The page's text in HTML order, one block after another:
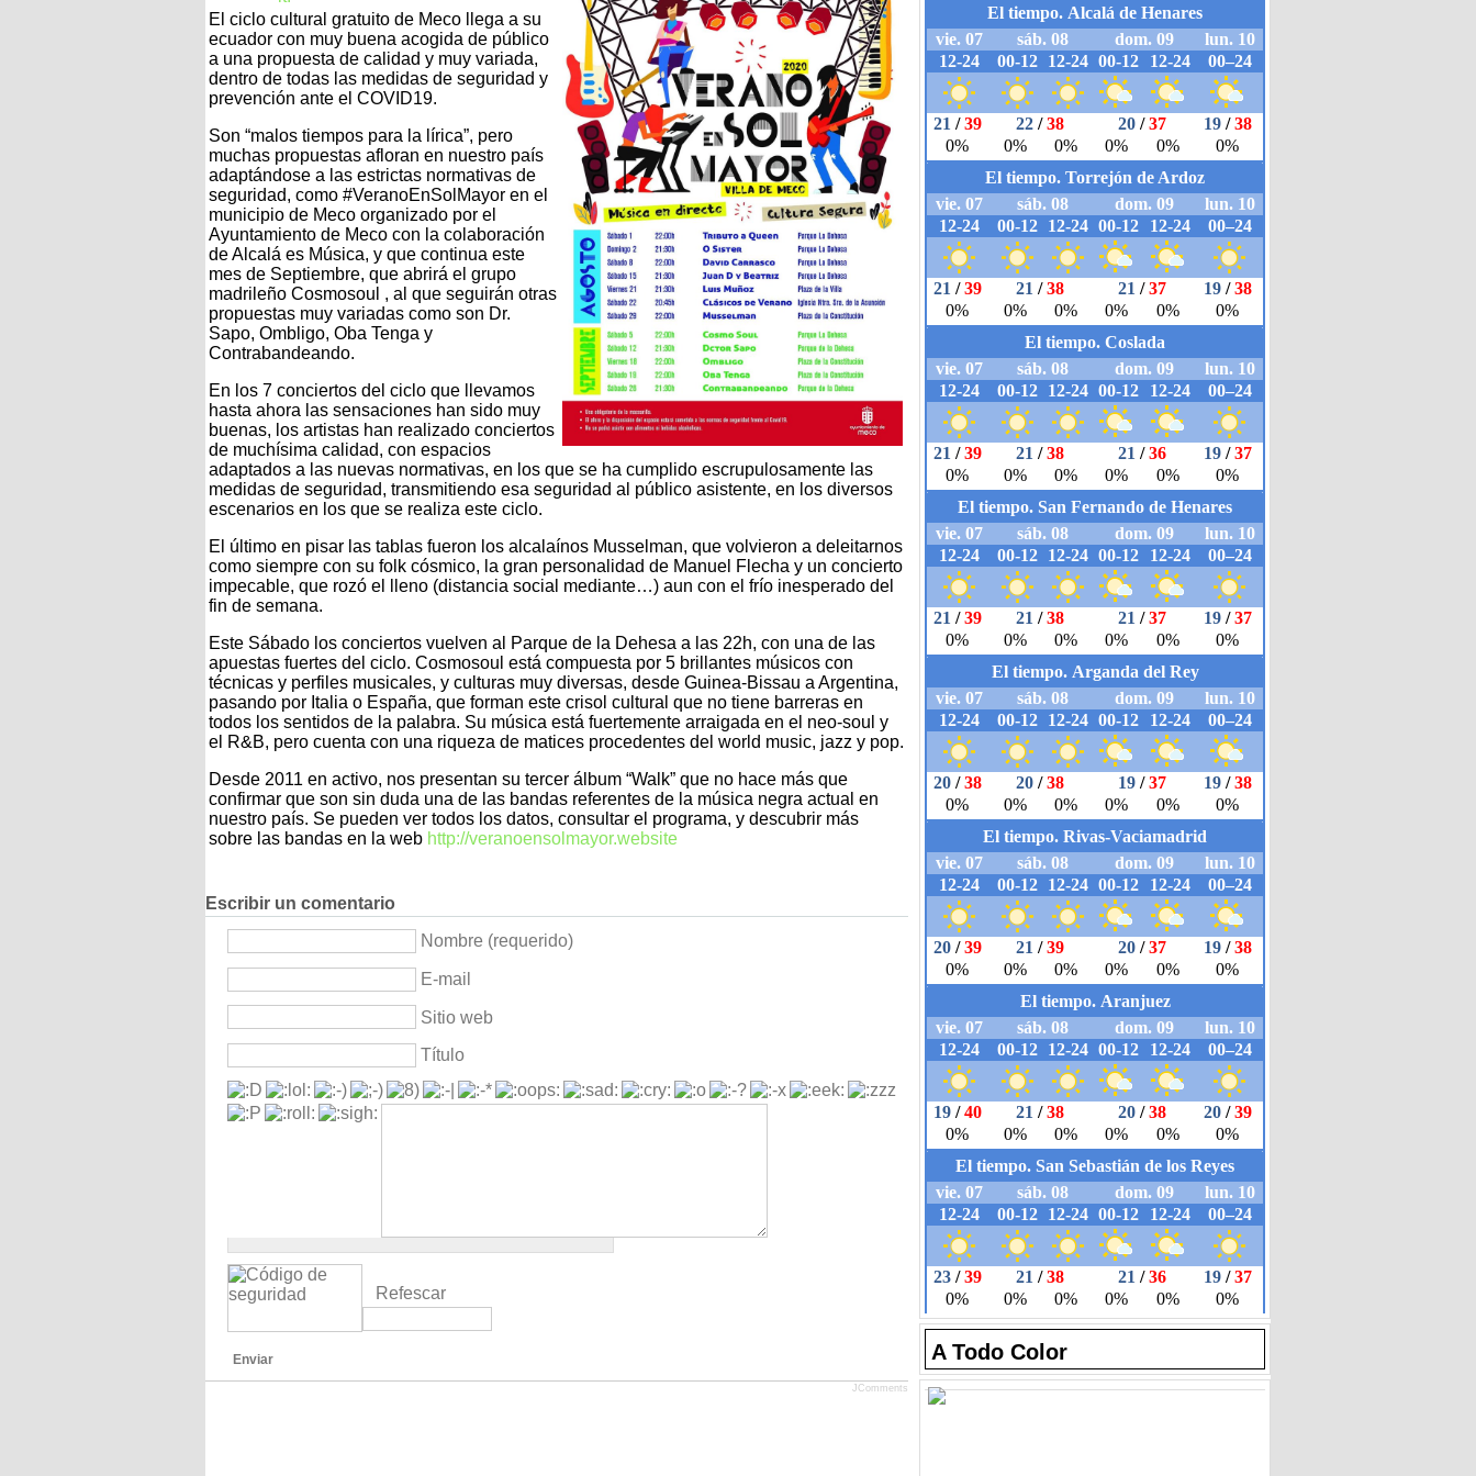
El ciclo cultural gratuito de Meco llega a su
ecuador con muy buena acogida de público
a una propuesta de calidad y muy variada,
dentro de todas las medidas de seguridad y
prevención ante el COVID19.
Son “malos tiempos para la lírica”, pero
muchas propuestas afloran en nuestro país
adaptándose a las estrictas normativas de
seguridad, como #VeranoEnSolMayor en el
municipio de Meco organizado por el
Ayuntamiento de Meco con la colaboración
de Alcalá es Música, y que continua este
mes de Septiembre, que abrirá el grupo
madrileño Cosmosoul , al que seguirán otras
propuestas muy variadas como son Dr.
Sapo, Ombligo, Oba Tenga y
Contrabandeando.
En los 7 conciertos del ciclo que llevamos
hasta ahora las sensaciones han sido muy
buenas, los artistas han realizado conciertos
de muchísima calidad, con espacios
adaptados a las nuevas normativas, en los que se ha cumplido escrupulosamente las
medidas de seguridad, transmitiendo esa seguridad al público asistente, en los diversos
escenarios en los que se realiza este ciclo.
El último en pisar las tablas fueron los alcalaínos Musselman, que volvieron a deleitarnos
como siempre con su folk cósmico, la gran personalidad de Manuel Flecha y un concierto
impecable, que rozó el lleno (distancia social mediante…) aun con el frío inesperado del
fin de semana.
Este Sábado los conciertos vuelven al Parque de la Dehesa a las 22h, con una de las
apuestas fuertes del ciclo. Cosmosoul está compuesta por 5 brillantes músicos con
técnicas y perfiles musicales, y culturas muy diversas, desde Guinea-Bissau a Argentina,
pasando por Italia o España, que forman este crisol cultural que no tiene barreras en
todos los sentidos de la palabra. Su música está fuertemente arraigada en el neo-soul y
el R&B, pero cuenta con una riqueza de matices procedentes del world music, jazz y pop.
Desde 2011 en activo, nos presentan su tercer álbum “Walk” que no hace más que
confirmar que son sin duda una de las bandas referentes de la música negra actual en
nuestro país. Se pueden ver todos los datos, consultar el programa, y descubrir más
sobre las bandas en la web http://veranoensolmayor.website
Escribir un comentario
Nombre (requerido)
E-mail
Sitio web
Título
Refescar
Enviar
JComments
A Todo Color